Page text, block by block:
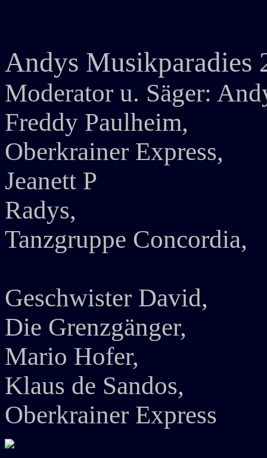
Andys Musikparadies
Moderator u. Säger:
Freddy Paulheim,
Oberkrainer Express,
Jeanett P
Radys,
Tanzgruppe Concordia,
Geschwister David,
Die Grenzgänger,
Mario Hofer,
Klaus de Sandos,
Oberkrainer Express